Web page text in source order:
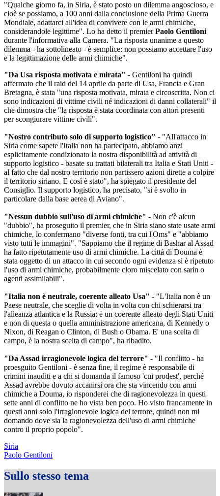
"Qualche giorno fa, in Siria, è stato posto un dilemma angoscioso, e
cioè se possiamo, a 100 anni dalla conclusione della Prima Guerra
Mondiale, adattarci all'idea di convivere con le armi chimiche,
considerandole legittime". Lo ha detto il premierPaolo Gentiloni
durante l'informativa alla Camera. "La risposta unanime a questo
dilemma - ha sottolineato - è semplice: non possiamo accettare l'uso
e la legittimazione delle armi chimiche".
"Da Usa risposta motivata e mirata" - Gentiloni ha quindi
affermato che il raid del 14 aprile da parte di Usa, Francia e Gran
Bretagna, è stata "una risposta motivata, mirata e circoscritta. Non ci
sono indicazioni di vittime civili né indicazioni di danni collaterali" il
che dimostra che "la risposta è stata coordinata con attori presenti
per scongiurare vittime civili".
"Nostro contributo solo di supporto logistico" - "All'attacco in
Siria come sapete l'Italia non ha partecipato, abbiamo anzi
esplicitamente condizionato la nostra disponibilità ad attività di
supporto logistico - basate su trattati bilaterali tra Italia e Stati Uniti -
al fatto che dal nostro territorio non partissero azioni dirette a colpire
il territorio siriano. E così è stato", ha spiegato il presidente del
Consiglio. Il supporto logistico, ha precisato, "si è svolto in
particolare dalla base aerea di Aviano".
"Nessun dubbio sull'uso di armi chimiche" - Non c'è alcun
"dubbio", ha proseguito il premier, che in Siria siano state usate armi
chimiche, lo confermano "diverse fonti, tra cui l'Oms" e "abbiamo
visto tutti le immagini". "Sappiamo che il regime di Bashar al Assad
ha fatto ripetutamente uso di armi chimiche. La città di Douma è
stata oggetto di un attacco in cui secondo ogni evidenza si è ripetuto
l'uso di armi chimiche, probabilmente cloro miscelato con sarin o
agenti assimilabili".
"Italia non è neutrale, coerente alleato Usa" - "L'Italia non è un
Paese neutrale, che sceglie di volta in volta con chi schierarsi tra
l'alleanza atlantica e la Russia: è un coerente alleato degli Stati Uniti
e non di questa o quella amministrazione americana, di Kennedy o
Nixon, di Reagan o Clinton, di Bush o Obama. E' una scelta di
campo, è la nostra scelta di campo", ha ribadito.
"Da Assad irragionevole logica del terrore" - "Il conflitto - ha
proesguito Gentiloni - è senza fine, il regime è responsabile di
crimini inauditi e a chi si domanda il famoso 'cui prodest', perché
Assad avrebbe dovuto accanirsi ora che sta vincendo con armi
chimiche a Douma, io risponderei che di ragionevolezza in questi
sette anni di conflitto ne ho vista ben poco. Ho visto francamente in
questi anni solo l'irragionevole logica del terrore, quindi non mi
domando dove sia la ragionevolezza dell'uso di armi chimiche
contro il proprio popolo".
Siria
Paolo Gentiloni
Sullo stesso tema